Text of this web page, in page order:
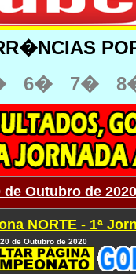
6� 7�
de Outubro de 2020
NORTE - 1ª
de Outubro de 2020